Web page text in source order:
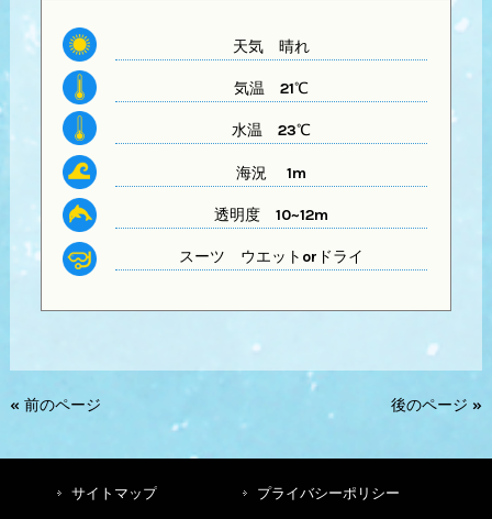
天気晴れ
気温 21℃
水温 23℃
海況 1m
透明度10~12m
スーツ ウエットorドライ
« 前のページ 後のページ »
サイトマップ プライバシーポリシー